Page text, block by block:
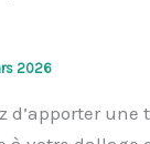
2026
d’apporter une